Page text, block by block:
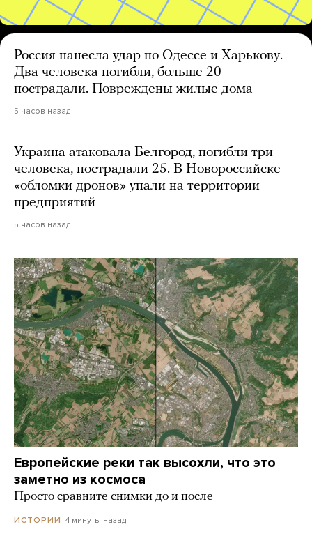
Россия нанесла удар по Одессе и Харькову.
Два человека погибли, больше 20
пострадали. Повреждены жилые дома
5 часов назад
Украина атаковала Белгород, погибли три
человека, пострадали 25. В Новороссийске
«обломки дронов» упали на территории
предприятий
5 часов назад
Европейские реки так высохли, что это
заметно из космоса
Просто сравните снимки до и после
ИСТОРИИ 4 минуты назад